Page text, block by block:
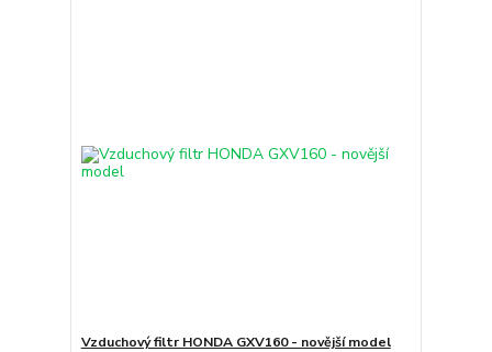
Vzduchový filtr HONDA GXV160 - novější model